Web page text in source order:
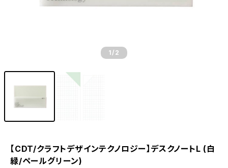
1 /2
【CDT/クラフトデザインテクノロジー】デスクノートL (白
緑/ペールグリーン)